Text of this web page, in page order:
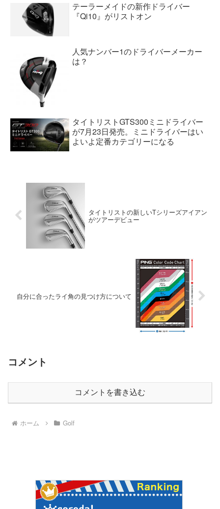
テーラーメイドの新作ドライバー
『Qi10』がリストオン
人気ナンバー1のドライバーメーカー
は？
タイトリストGTS300ミニドライバー
が7月23日発売。ミニドライバーはい
よいよ定番カテゴリーになる
タイトリストの新しいTシリーズアイアン
がツアーデビュー
自分に合ったライ角の見つけ方について
コメント
コメントを書き込む
ホーム Golf